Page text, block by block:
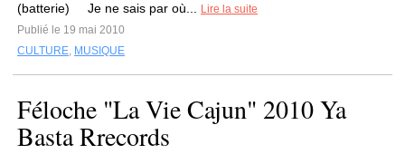
(batterie) Je ne sais par où...
Lire la suite
Publié le 19 mai 2010
CULTURE, MUSIQUE
Féloche "La Vie Cajun" 2010 Ya
Basta Rrecords